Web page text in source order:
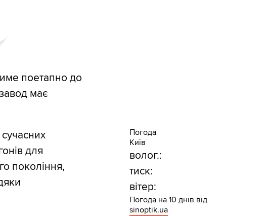
поетапно до
має
для
покоління,
Погода
Київ
волог.:
тиск:
вітер:
Погода на 10 днів від
sinoptik.ua